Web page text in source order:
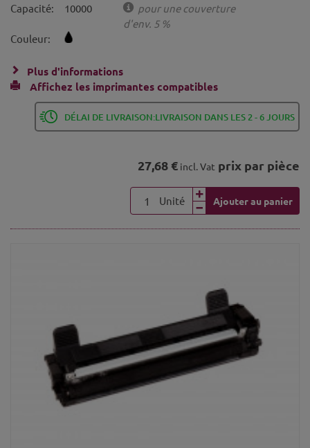
Capacité:
10000
pour une couverture
d'env. 5 %
Couleur:
Plus d'informations
Affichez les imprimantes compatibles
DÉLAI DE LIVRAISON:LIVRAISON DANS LES 2 - 6 JOURS
27,68 € incl. Vat prix par pièce
Unité Ajouter au panier